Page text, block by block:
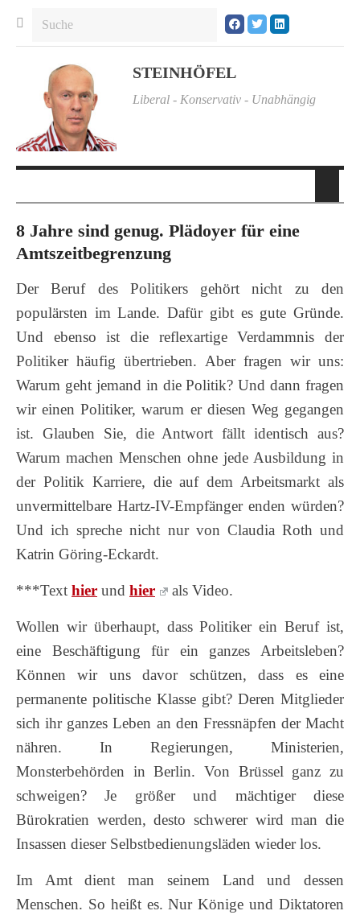
STEINHÖFEL
Liberal - Konservativ - Unabhängig
8 Jahre sind genug. Plädoyer für eine
Amtszeitbegrenzung
Der Beruf des Politikers gehört nicht zu den
populärsten im Lande. Dafür gibt es gute Gründe.
Und ebenso ist die reflexartige Verdammnis der
Politiker häufig übertrieben. Aber fragen wir uns:
Warum geht jemand in die Politik? Und dann fragen
wir einen Politiker, warum er diesen Weg gegangen
ist. Glauben Sie, die Antwort fällt identisch aus?
Warum machen Menschen ohne jede Ausbildung in
der Politik Karriere, die auf dem Arbeitsmarkt als
unvermittelbare Hartz-IV-Empfänger enden würden?
Und ich spreche nicht nur von Claudia Roth und
Katrin Göring-Eckardt.
***Text hier und hier als Video.
Wollen wir überhaupt, dass Politiker ein Beruf ist,
eine Beschäftigung für ein ganzes Arbeitsleben?
Können wir uns davor schützen, dass es eine
permanente politische Klasse gibt? Deren Mitglieder
sich ihr ganzes Leben an den Fressnäpfen der Macht
nähren. In Regierungen, Ministerien,
Monsterbehörden in Berlin. Von Brüssel ganz zu
schweigen? Je größer und mächtiger diese
Bürokratien werden, desto schwerer wird man die
Insassen dieser Selbstbedienungsläden wieder los.
Im Amt dient man seinem Land und dessen
Menschen. So heißt es. Nur Könige und Diktatoren